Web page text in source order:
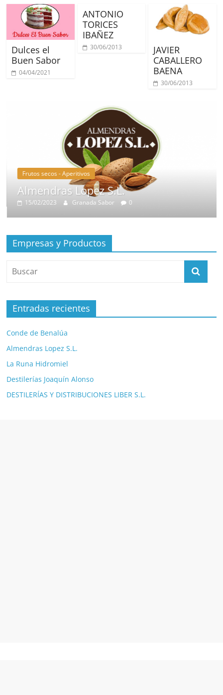
Dulces el
Buen Sabor
04/04/2021
ANTONIO
TORICES
IBAÑEZ
30/06/2013
JAVIER
CABALLERO
BAENA
30/06/2013
Frutos secos - Aperitivos
Almendras Lopez S.L.
15/02/2023 Granada Sabor 0
Empresas y Productos
Entradas recientes
Conde de Benalúa
Almendras Lopez S.L.
La Runa Hidromiel
Destilerías Joaquín Alonso
DESTILERÍAS Y DISTRIBUCIONES LIBER S.L.